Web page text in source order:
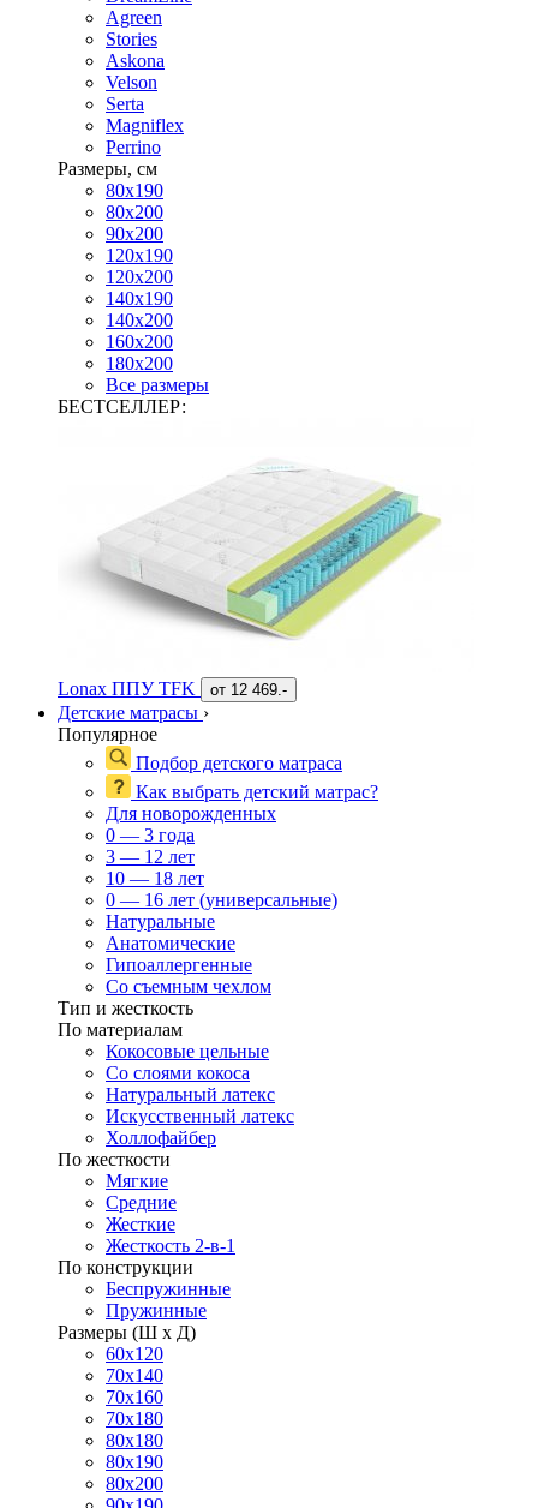
Agreen
Stories
Askona
Velson
Serta
Magniflex
Perrino
Размеры, см
80х190
80х200
90х200
120х190
120х200
140х190
140х200
160х200
180х200
Все размеры
БЕСТСЕЛЛЕР:
Lonax ППУ TFK от 12 469.-
Детские матрасы ›
Популярное
Подбор детского матраса
Как выбрать детский матрас?
Для новорожденных
0 — 3 года
3 — 12 лет
10 — 18 лет
0 — 16 лет (универсальные)
Натуральные
Анатомические
Гипоаллергенные
Со съемным чехлом
Тип и жесткость
По материалам
Кокосовые цельные
Со слоями кокоса
Натуральный латекс
Искусственный латекс
Холлофайбер
По жесткости
Мягкие
Средние
Жесткие
Жесткость 2-в-1
По конструкции
Беспружинные
Пружинные
Размеры (Ш х Д)
60х120
70х140
70х160
70х180
80х180
80х190
80х200